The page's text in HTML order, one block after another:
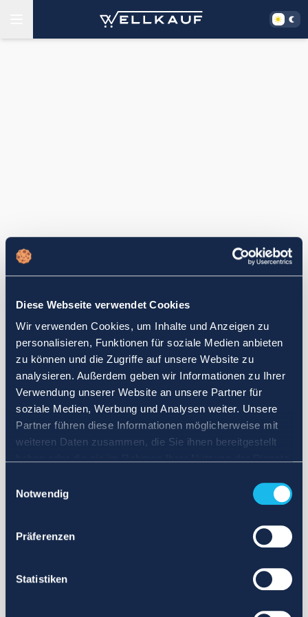
Diese Webseite verwendet Cookies
Wir verwenden Cookies, um Inhalte und Anzeigen zu
personalisieren, Funktionen für soziale Medien anbieten
zu können und die Zugriffe auf unsere Website zu
analysieren. Außerdem geben wir Informationen zu Ihrer
Verwendung unserer Website an unsere Partner für
soziale Medien, Werbung und Analysen weiter. Unsere
Partner führen diese Informationen möglicherweise mit
weiteren Daten zusammen, die Sie ihnen bereitgestellt
Notwendig
Präferenzen
Statistiken